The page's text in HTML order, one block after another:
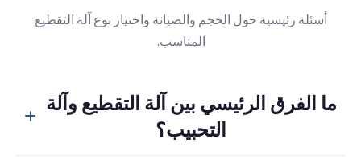
أسئلة رئيسية حول الحجم والصيانة واختيار نوع آلة التقطيع
المناسب.
ما الفرق الرئيسي بين آلة التقطيع وآلة
التحبيب؟